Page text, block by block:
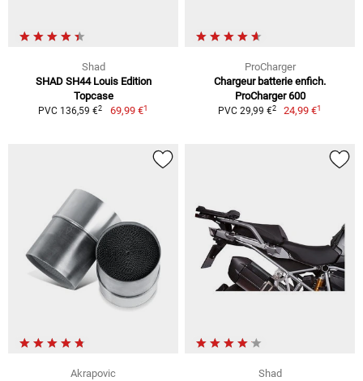
Shad
SHAD SH44 Louis Edition
Topcase
PVC 136,59 €2 69,99 €1
ProCharger
Chargeur batterie enfich.
ProCharger 600
PVC 29,99 €2 24,99 €1
Akrapovic
Shad